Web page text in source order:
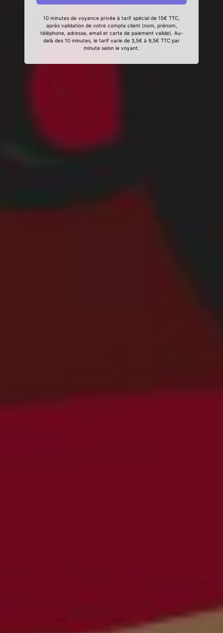
10 minutes de voyance privée à tarif spécial de 15€ TTC,
après validation de votre compte client (nom, prénom,
téléphone, adresse, email et carte de paiement valide). Au-
delà des 10 minutes, le tarif varie de 3,5€ à 9,5€ TTC par
minute selon le voyant.